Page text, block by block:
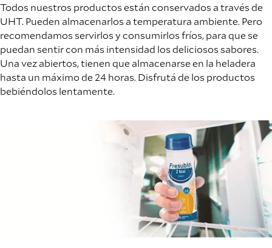
Todos nuestros productos están conservados a través de
UHT. Pueden almacenarlos a temperatura ambiente. Pero
recomendamos servirlos y consumirlos fríos, para que se
puedan sentir con más intensidad los deliciosos sabores.
Una vez abiertos, tienen que almacenarse en la heladera
hasta un máximo de 24 horas. Disfrutá de los productos
bebiéndolos lentamente.